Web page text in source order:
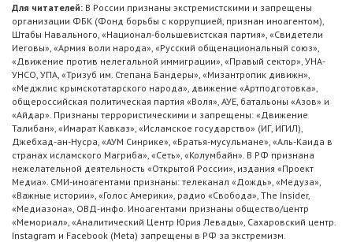
Для читателей: В России признаны экстремистскими и запрещены
организации ФБК (Фонд борьбы с коррупцией, признан иноагентом),
Штабы Навального, «Национал-большевистская партия», «Свидетели
Иеговы», «Армия воли народа», «Русский общенациональный союз»,
«Движение против нелегальной иммиграции», «Правый сектор», УНА-
УНСО, УПА, «Тризуб им. Степана Бандеры», «Мизантропик дивижн»,
«Меджлис крымскотатарского народа», движение «Артподготовка»,
общероссийская политическая партия «Воля», АУЕ, батальоны «Азов» и
«Айдар». Признаны террористическими и запрещены: «Движение
Талибан», «Имарат Кавказ», «Исламское государство» (ИГ, ИГИЛ),
Джебхад-ан-Нусра, «АУМ Синрике», «Братья-мусульмане», «Аль-Каида в
странах исламского Магриба», «Сеть», «Колумбайн». В РФ признана
нежелательной деятельность «Открытой России», издания «Проект
Медиа». СМИ-иноагентами признаны: телеканал «Дождь», «Медуза»,
«Важные истории», «Голос Америки», радио «Свобода», The Insider,
«Медиазона», ОВД-инфо. Иноагентами признаны общество/центр
«Мемориал», «Аналитический Центр Юрия Левады», Сахаровский центр.
Instagram и Facebook (Metа) запрещены в РФ за экстремизм.